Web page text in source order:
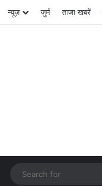
न्यूज़ जुर्म ताजा खबरें
Switch skin